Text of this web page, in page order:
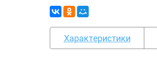
Характеристики